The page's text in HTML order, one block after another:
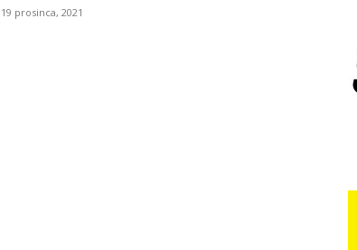
19 prosinca, 2021